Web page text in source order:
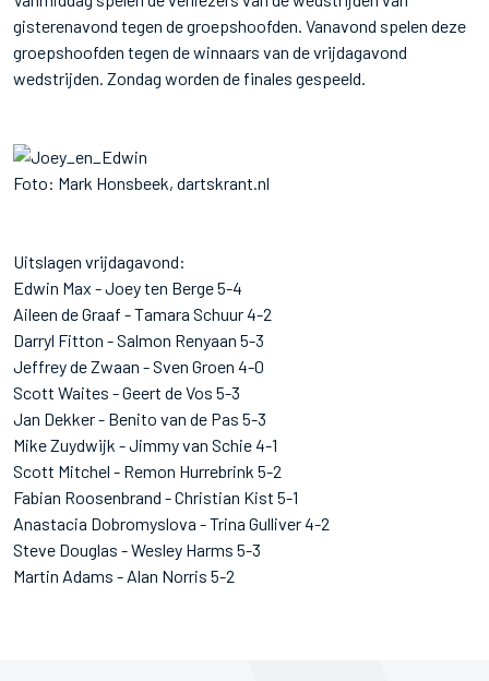
gisterenavond tegen de groepshoofden. Vanavond spelen deze
groepshoofden tegen de winnaars van de vrijdagavond
wedstrijden. Zondag worden de finales gespeeld.
Foto: Mark Honsbeek, dartskrant.nl
Uitslagen vrijdagavond:
Edwin Max - Joey ten Berge 5-4
Aileen de Graaf - Tamara Schuur 4-2
Darryl Fitton - Salmon Renyaan 5-3
Jeffrey de Zwaan - Sven Groen 4-0
Scott Waites - Geert de Vos 5-3
Jan Dekker - Benito van de Pas 5-3
Mike Zuydwijk - Jimmy van Schie 4-1
Scott Mitchel - Remon Hurrebrink 5-2
Fabian Roosenbrand - Christian Kist 5-1
Anastacia Dobromyslova - Trina Gulliver 4-2
Steve Douglas - Wesley Harms 5-3
Martin Adams - Alan Norris 5-2